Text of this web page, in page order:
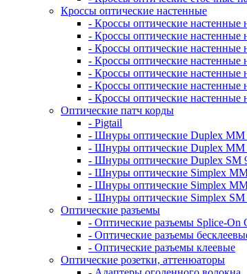
Кроссы оптические настенные
- Кроссы оптические настенные
- Кроссы оптические настенные
- Кроссы оптические настенные
- Кроссы оптические настенные
- Кроссы оптические настенные
- Кроссы оптические настенные
- Кроссы оптические настенные
Оптические патч корды
- Pigtail
- Шнуры оптические Duplex MM
- Шнуры оптические Duplex MM
- Шнуры оптические Duplex SM
- Шнуры оптические Simplex
- Шнуры оптические Simplex
- Шнуры оптические Simplex SM
Оптические разъемы
- Оптические разъемы Splice-On
- Оптические разъемы
- Оптические разъемы клеевые
Оптические розетки, аттенюаторы